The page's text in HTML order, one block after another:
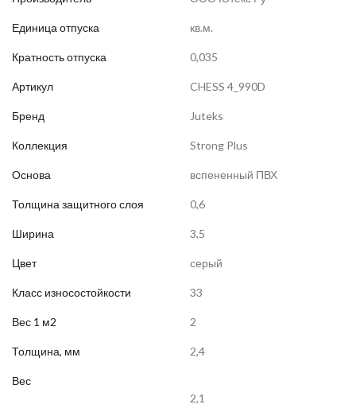
Единица отпуска кв.м.
Кратность отпуска 0,035
Артикул CHESS 4_990D
Бренд Juteks
Коллекция Strong Plus
Основа вспененный ПВХ
Толщина защитного слоя 0,6
Ширина 3,5
Цвет серый
Класс износостойкости 33
Вес 1 м2 2
Толщина, мм 2,4
Вес
2,1